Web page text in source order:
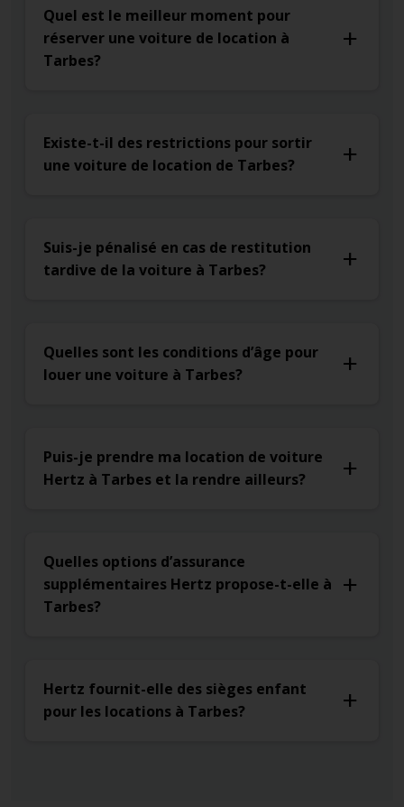
Quel est le meilleur moment pour
réserver une voiture de location à
Tarbes?
Existe-t-il des restrictions pour sortir
une voiture de location de Tarbes?
Suis-je pénalisé en cas de restitution
tardive de la voiture à Tarbes?
Quelles sont les conditions d’âge pour
louer une voiture à Tarbes?
Puis-je prendre ma location de voiture
Hertz à Tarbes et la rendre ailleurs?
Quelles options d’assurance
supplémentaires Hertz propose-t-elle à
Tarbes?
Hertz fournit-elle des sièges enfant
pour les locations à Tarbes?